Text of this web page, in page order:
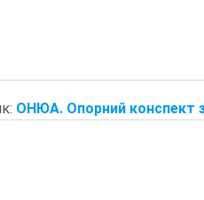
ОНЮА. Опорний конспект з